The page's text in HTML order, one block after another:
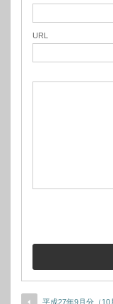
URL
平成27年9月分（10